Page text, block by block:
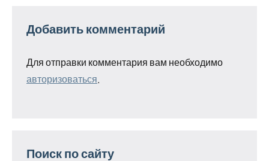
Добавить комментарий
Для отправки комментария вам необходимо
авторизоваться
Поиск по сайту